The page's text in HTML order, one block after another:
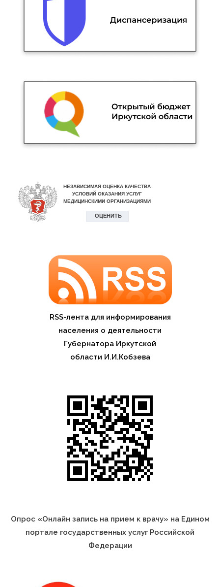
RSS-лента для информирования
населения о деятельности
Губернатора Иркутской
области И.И.Кобзева
Опрос «Онлайн запись на прием к врачу» на Едином
портале государственных услуг Российской
Федерации